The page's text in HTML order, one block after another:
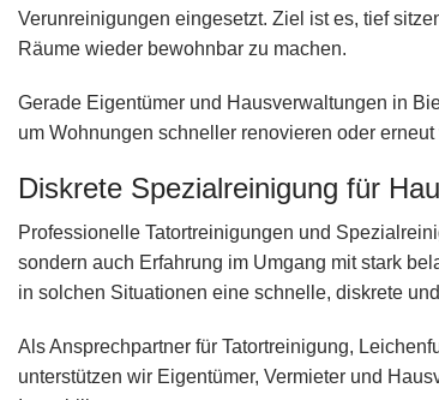
Verunreinigungen eingesetzt. Ziel ist es, tief
Räume wieder bewohnbar zu machen.
Gerade Eigentümer und Hausverwaltungen in
um Wohnungen schneller renovieren oder
Diskrete Spezialreinigung für
Professionelle Tatortreinigungen und
sondern auch Erfahrung im Umgang mit stark
in solchen Situationen eine schnelle, diskrete
Als Ansprechpartner für Tatortreinigung,
unterstützen wir Eigentümer, Vermieter und